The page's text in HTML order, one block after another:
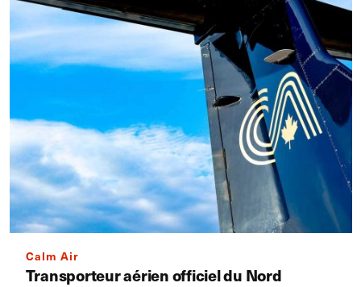
Calm Air
Transporteur aérien officiel du Nord